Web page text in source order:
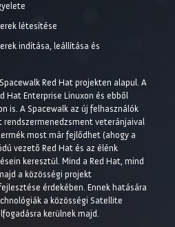
létesítése
indítása, leállítása és
Red Hat projekten alapul. A
Hat Enterprise Linuxon és ebből
is. A Spacewalk az új felhasználók
veteránjaival
most már fejlődhet (ahogy a
vezető Red Hat és az élénk
keresztül. Mind a Red Hat, mind
a közösségi projekt
érdekében. Ennek hatására
a közösségi Satellite
kerülnek majd.